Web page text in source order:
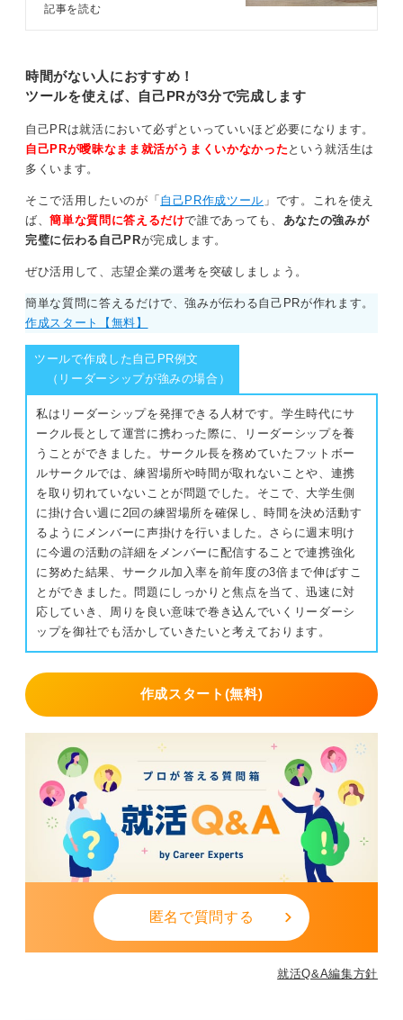
とを振り返って話すだけで十分です。そうした経験談の
ほうが具体的で伝わりやすいことが多くあります。
身で客観的に理解できているか、その強みを活かして自
社で活躍できるかどうか、また入社後も成長を期待でき
るかどうかです。
企業ごとに求められているポイントを考えながら話す内
容を調整して「自分の強みを貴社でどう活かしたいか」
を話せば面接官へうまくアピールできますよ。
最初から完璧に話そうとしなくても大丈夫です。自分の
経験を振り返りながら、少しずつ整理してみてください
ね。
0
ンサルタントが自己PRで盛り込む
接を突破しましょう。
記事を読む
時間がない人におすすめ！
ツールを使えば、自己PRが3分で完成します
自己PRは就活において必ずといっていいほど必要になります。
自己PRが曖昧なまま就活がうまくいかなかった という就活生は
多くいます。
そこで活用したいのが「 自己PR作成ツール 」です。これを使え
ば、簡単な質問に答えるだけで誰であっても、 あなたの強みが
完璧に伝わる自己PRが完成します。
ぜひ活用して、志望企業の選考を突破しましょう。
簡単な質問に答えるだけで、強みが伝わる自己PRが作れます。
作成スタート【無料】
ツールで作成した自己PR例文
（リーダーシップが強みの場合）
私はリーダーシップを発揮できる人材です。学生時代にサ
ークル長として運営に携わった際に、リーダーシップを養
うことができました。サークル長を務めていたフットボー
ルサークルでは、練習場所や時間が取れないことや、連携
を取り切れていないことが問題でした。そこで、大学生側
に掛け合い週に2回の練習場所を確保し、時間を決め活動す
るようにメンバーに声掛けを行いました。さらに週末明け
に今週の活動の詳細をメンバーに配信することで連携強化
に努めた結果、サークル加入率を前年度の3倍まで伸ばすこ
とができました。問題にしっかりと焦点を当て、迅速に対
応していき、周りを良い意味で巻き込んでいくリーダーシ
ップを御社でも活かしていきたいと考えております。
作成スタート(無料)
匿名で質問する
就活Q&A編集方針